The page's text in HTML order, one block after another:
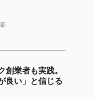
創業者も実践。
良い」と信じる